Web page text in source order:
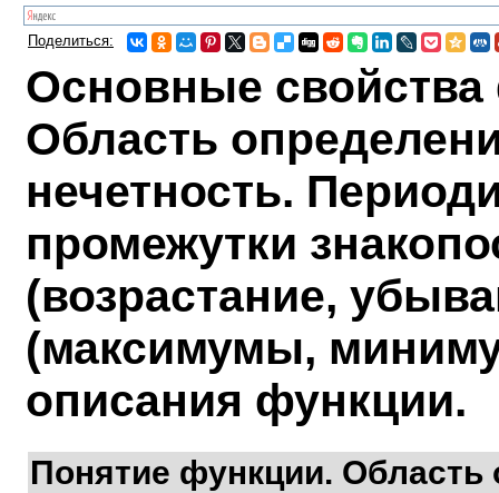
Поделиться:
Основные
Область
нечетность.
промежутки
(возрастание,
(максимумы,
описания функции.
Понятие функции. Область